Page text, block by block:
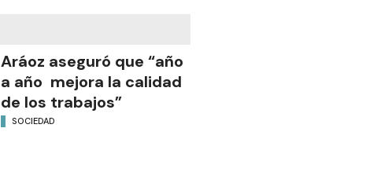
Aráoz aseguró que “año
a año mejora la calidad
de los trabajos”
SOCIEDAD